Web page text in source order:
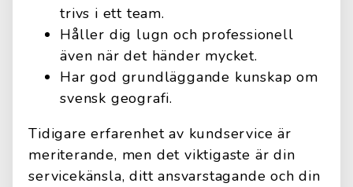
trivs i ett team.
Håller dig lugn och professionell
även när det händer mycket.
Har god grundläggande kunskap om
svensk geografi.
Tidigare erfarenhet av kundservice är
meriterande, men det viktigaste är din
servicekänsla, ditt ansvarstagande och din